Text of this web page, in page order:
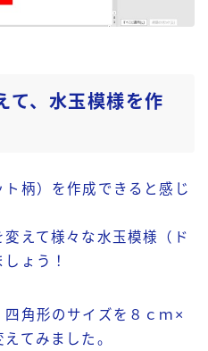
て、水玉模様を作
柄）を作成できると感じ
えて様々な水玉模様（ド
ょう！
角形のサイズを８ｃｍ×
てみました。